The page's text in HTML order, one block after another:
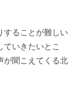
することが難しい
いきたいとこ
が聞こえてくる北